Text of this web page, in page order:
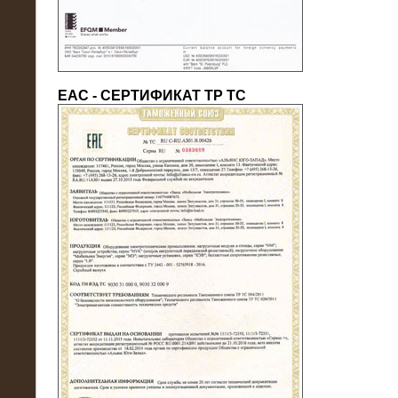
22.05.2016
Нагрузочный модуль в контейнере
10 МВт (0,4 кВ - напряжение)
ЕАС - СЕРТИФИКАТ ТР ТС